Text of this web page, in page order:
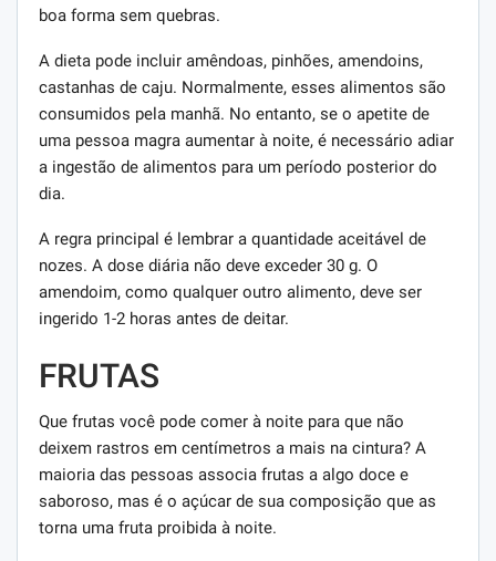
boa forma sem quebras.
A dieta pode incluir amêndoas, pinhões, amendoins,
castanhas de caju. Normalmente, esses alimentos são
consumidos pela manhã. No entanto, se o apetite de
uma pessoa magra aumentar à noite, é necessário adiar
a ingestão de alimentos para um período posterior do
dia.
A regra principal é lembrar a quantidade aceitável de
nozes. A dose diária não deve exceder 30 g. O
amendoim, como qualquer outro alimento, deve ser
ingerido 1-2 horas antes de deitar.
FRUTAS
Que frutas você pode comer à noite para que não
deixem rastros em centímetros a mais na cintura? A
maioria das pessoas associa frutas a algo doce e
saboroso, mas é o açúcar de sua composição que as
torna uma fruta proibida à noite.